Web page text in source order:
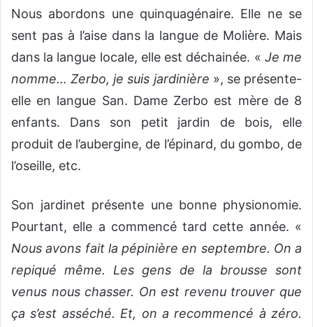
Nous abordons une quinquagénaire. Elle ne se
sent pas à l’aise dans la langue de Molière. Mais
dans la langue locale, elle est déchainée. « Je me
nomme… Zerbo, je suis jardinière », se présente-
elle en langue San. Dame Zerbo est mère de 8
enfants. Dans son petit jardin de bois, elle
produit de l’aubergine, de l’épinard, du gombo, de
l’oseille, etc.
Son jardinet présente une bonne physionomie.
Pourtant, elle a commencé tard cette année. «
Nous avons fait la pépinière en septembre. On a
repiqué même. Les gens de la brousse sont
venus nous chasser. On est revenu trouver que
ça s’est asséché. Et, on a recommencé à zéro.